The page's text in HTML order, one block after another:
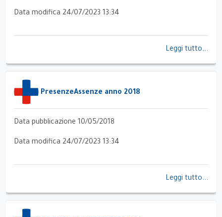
Data modifica 24/07/2023 13:34
Leggi tutto...
PresenzeAssenze anno 2018
Data pubblicazione 10/05/2018
Data modifica 24/07/2023 13:34
Leggi tutto...